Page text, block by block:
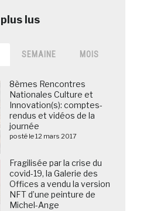
SEMAINE MOIS
8èmes Rencontres
Nationales Culture et
Innovation(s): comptes-
rendus et vidéos de la
journée
posté le 12 mars 2017
Fragilisée par la crise du
covid-19, la Galerie des
Offices a vendu la version
NFT d’une peinture de
Michel-Ange